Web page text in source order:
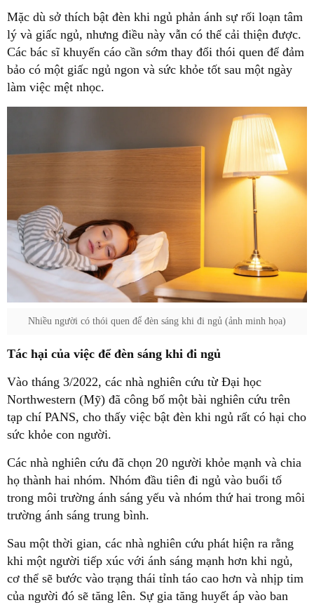
Mặc dù sở thích bật đèn khi ngủ phản ánh sự rối loạn tâm
lý và giấc ngủ, nhưng điều này vẫn có thể cải thiện được.
Các bác sĩ khuyến cáo cần sớm thay đổi thói quen để đảm
bảo có một giấc ngủ ngon và sức khỏe tốt sau một ngày
làm việc mệt nhọc.
Nhiều người có thói quen để đèn sáng khi đi ngủ (ảnh minh họa)
Tác hại của việc để đèn sáng khi đi ngủ
Vào tháng 3/2022, các nhà nghiên cứu từ Đại học
Northwestern (Mỹ) đã công bố một bài nghiên cứu trên
tạp chí PANS, cho thấy việc bật đèn khi ngủ rất có hại cho
sức khỏe con người.
Các nhà nghiên cứu đã chọn 20 người khỏe mạnh và chia
họ thành hai nhóm. Nhóm đầu tiên đi ngủ vào buổi tố
trong môi trường ánh sáng yếu và nhóm thứ hai trong môi
trường ánh sáng trung bình.
Sau một thời gian, các nhà nghiên cứu phát hiện ra rằng
khi một người tiếp xúc với ánh sáng mạnh hơn khi ngủ,
cơ thể sẽ bước vào trạng thái tỉnh táo cao hơn và nhịp tim
của người đó sẽ tăng lên. Sự gia tăng huyết áp vào ban